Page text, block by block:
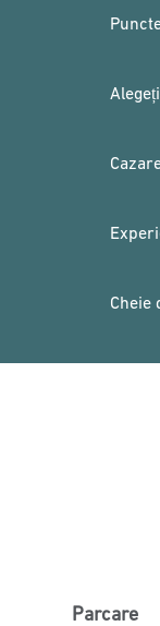
Cheie
Parcare